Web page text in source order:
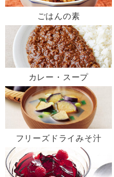
ごはんの素
カレー・スープ
フリーズドライみそ汁